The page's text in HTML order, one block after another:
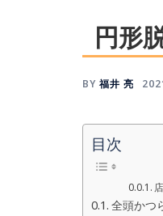
円形
BY 福井 亮
目次
全頭かつ